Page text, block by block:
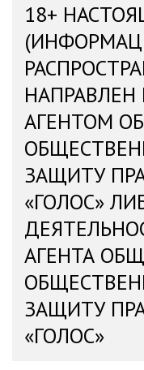
18+
АГЕНТОМ
ЗАЩИТУ
«ГОЛОС»
АГЕНТА
ЗАЩИТУ
«ГОЛОС»